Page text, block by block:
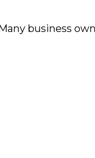
business